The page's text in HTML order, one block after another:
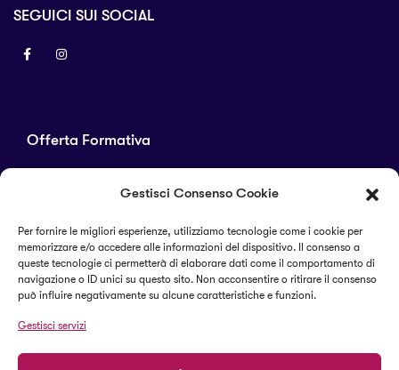
Gestisci Consenso Cookie
Per fornire le migliori esperienze, utilizziamo tecnologie come i cookie per
memorizzare e/o accedere alle informazioni del dispositivo. Il consenso a
queste tecnologie ci permetterà di elaborare dati come il comportamento di
navigazione o ID unici su questo sito. Non acconsentire o ritirare il consenso
può influire negativamente su alcune caratteristiche e funzioni.
Gestisci servizi
Offerta Formativa
Corsi di perfezionamento
Alta formazione
SEGUICI SUI SOCIAL